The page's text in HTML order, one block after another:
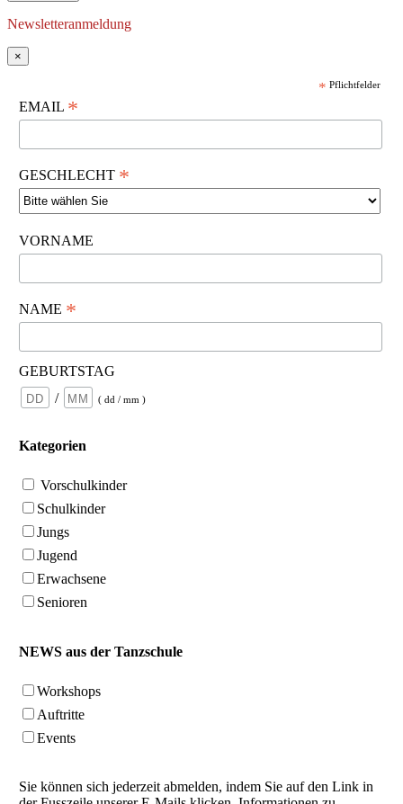
Newsletteranmeldung
×
* Pflichtfelder
EMAIL *
GESCHLECHT *
VORNAME
NAME *
GEBURTSTAG
/
( dd / mm )
Kategorien
Vorschulkinder
Schulkinder
Jungs
Jugend
Erwachsene
Senioren
NEWS aus der Tanzschule
Workshops
Auftritte
Events
Sie können sich jederzeit abmelden, indem Sie auf den Link in